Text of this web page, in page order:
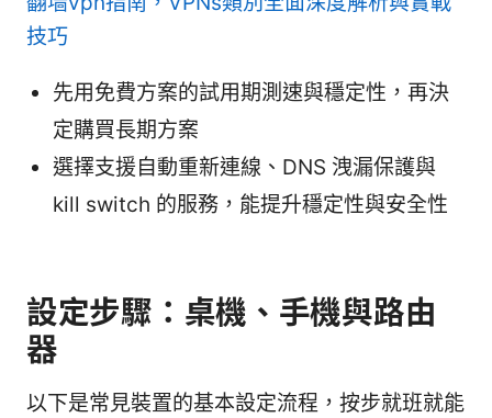
技巧
先用免費方案的試用期測速與穩定性，再決
定購買長期方案
選擇支援自動重新連線、DNS 洩漏保護與
kill switch 的服務，能提升穩定性與安全性
設定步驟：桌機、手機與路由
器
以下是常見裝置的基本設定流程，按步就班就能